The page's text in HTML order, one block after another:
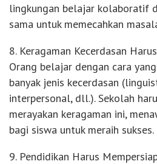
lingkungan belajar kolaboratif
sama untuk memecahkan
8. Keragaman Kecerdasan
Orang belajar dengan cara
banyak jenis kecerdasan
interpersonal, dll.). Sekolah
merayakan keragaman ini,
bagi siswa untuk meraih sukses.
9. Pendidikan Harus